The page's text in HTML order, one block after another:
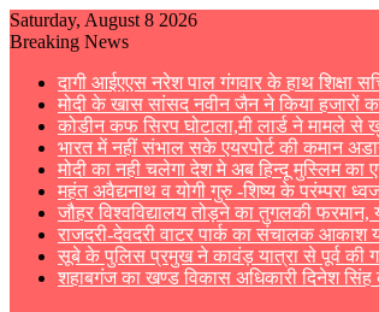
Saturday, August 8 2026
Breaking News
दागी आईएएस नरेश पाल गंगवार के हाथ शिक्षा
मोदी के खास सांसद नवीन जैन ने किया हजारों
कोडीन कफ सिरप घोटाला,मी लार्ड ने मामले
भारत में नहीं संभाल सके एयरपोर्ट की कमान
मोदी का नही चलेगा देश मे अब हिन्दू मुस्लिम का
महंत अवैद्यनाथ व योगी गुरु -शिष्य के परंम्परा
जौहर विश्वविद्यालय तोड़ने का तुगलकी
राजदरी-देवदरी वाटर पार्क का संचालक आकाश
सूबे के पुलिस प्रमुख ने कावंड़ यात्रा से पूर्व की
शहाबगंज का खण्ड विकास अधिकारी दिनेश सिंह